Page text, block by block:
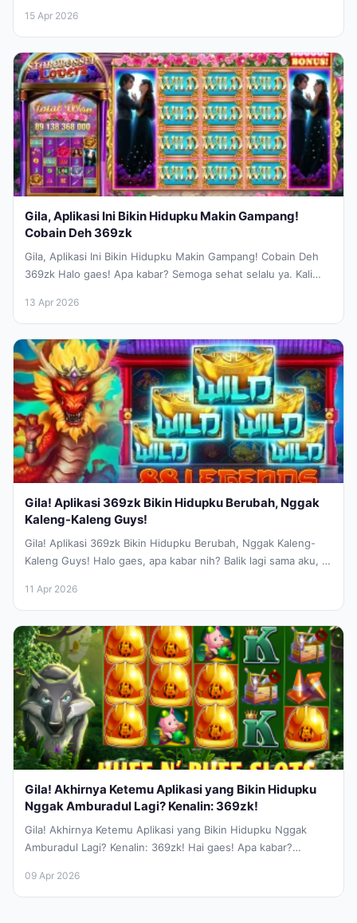
15 Apr 2026
Gila, Aplikasi Ini Bikin Hidupku Makin Gampang!
Cobain Deh 369zk
Gila, Aplikasi Ini Bikin Hidupku Makin Gampang! Cobain Deh
369zk Halo gaes! Apa kabar? Semoga sehat selalu ya. Kali
13 Apr 2026
Gila! Aplikasi 369zk Bikin Hidupku Berubah, Nggak
Kaleng-Kaleng Guys!
Gila! Aplikasi 369zk Bikin Hidupku Berubah, Nggak Kaleng-
Kaleng Guys! Halo gaes, apa kabar nih? Balik lagi sama aku, si
11 Apr 2026
Gila! Akhirnya Ketemu Aplikasi yang Bikin Hidupku
Nggak Amburadul Lagi? Kenalin: 369zk!
Gila! Akhirnya Ketemu Aplikasi yang Bikin Hidupku Nggak
Amburadul Lagi? Kenalin: 369zk! Hai gaes! Apa kabar?
09 Apr 2026